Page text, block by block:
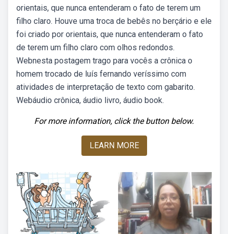
orientais, que nunca entenderam o fato de terem um
filho claro. Houve uma troca de bebês no berçário e ele
foi criado por orientais, que nunca entenderam o fato
de terem um filho claro com olhos redondos.
Webnesta postagem trago para vocês a crônica o
homem trocado de luís fernando veríssimo com
atividades de interpretação de texto com gabarito.
Webáudio crônica, áudio livro, áudio book.
For more information, click the button below.
LEARN MORE